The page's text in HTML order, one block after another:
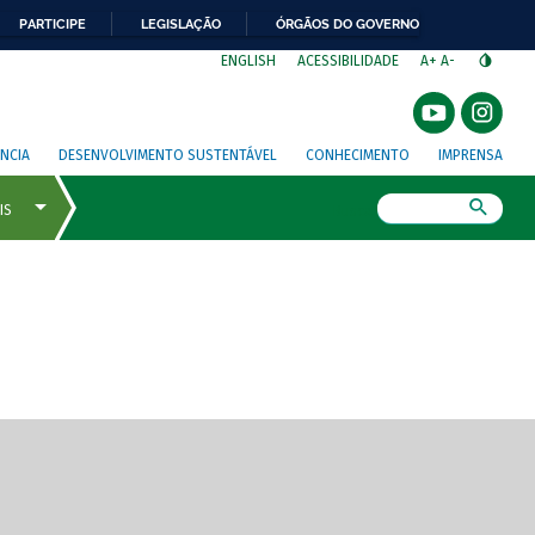
PARTICIPE LEGISLAÇÃO ÓRGÃOS DO GOVERNO
ENGLISH ACESSIBILIDADE A+ A-
DESENVOLVIMENTO SUSTENTÁVEL CONHECIMENTO IMPRENSA
de tela